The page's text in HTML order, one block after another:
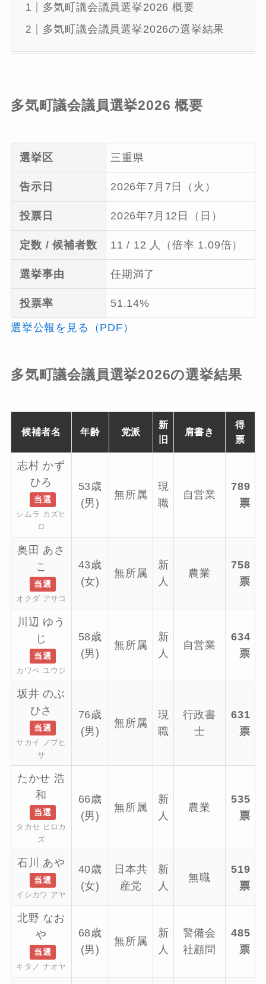
多気町議会議員選挙2026 概要
多気町議会議員選挙2026の選挙結果
多気町議会議員選挙2026 概要
選挙区 三重県
告示日 2026年7月7日（火）
投票日 2026年7月12日（日）
定数 / 候補者数 11 / 12 人（倍率 1.09倍）
選挙事由 任期満了
投票率 51.14%
選挙公報を見る（PDF）
多気町議会議員選挙2026の選挙結果
候補者名 年齢 党派
新
旧
肩書き
得
票
志村 かず
ひろ
当選
シムラ カズヒ
ロ
53歳
(男)
無所属
現
職
自営業
789
票
奥田 あさ
こ
当選
オクダ アサコ
43歳
(女)
無所属
新
人
農業
758
票
川辺 ゆう
じ
当選
カワベ ユウジ
58歳
(男)
無所属
新
人
自営業
634
票
坂井 のぶ
ひさ
当選
サカイ ノブヒ
サ
76歳
(男)
無所属
現
職
行政書
士
631
票
たかせ 浩
和
当選
タカセ ヒロカ
ズ
66歳
(男)
無所属
新
人
農業
535
票
石川 あや
当選
イシカワ アヤ
40歳
(女)
日本共
産党
新
人
無職
519
票
北野 なお
や
当選
キタノ ナオヤ
68歳
(男)
無所属
新
人
警備会
社顧問
485
票